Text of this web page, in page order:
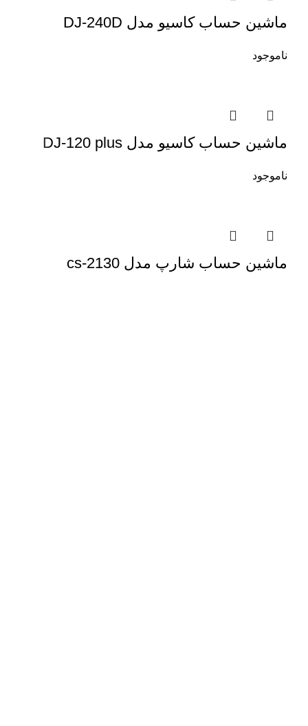
ماشین حساب کاسیو مدل DJ-240D
ناموجود
ماشین حساب کاسیو مدل DJ-120 plus
ناموجود
ماشین حساب شارپ مدل cs-2130